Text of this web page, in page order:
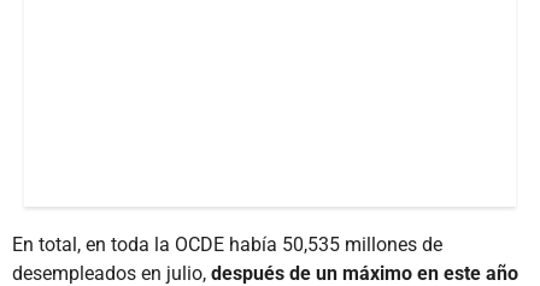
En total, en toda la OCDE había 50,535 millones de
desempleados en julio, después de un máximo en este año